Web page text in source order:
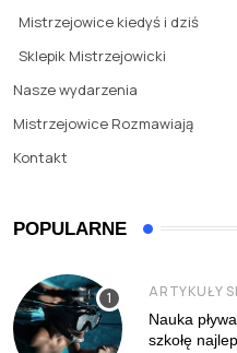
Mistrzejowice kiedyś i dziś
Sklepik Mistrzejowicki
Nasze wydarzenia
Mistrzejowice Rozmawiają
Kontakt
POPULARNE
ARTYKUŁY
Nauka
szkołę